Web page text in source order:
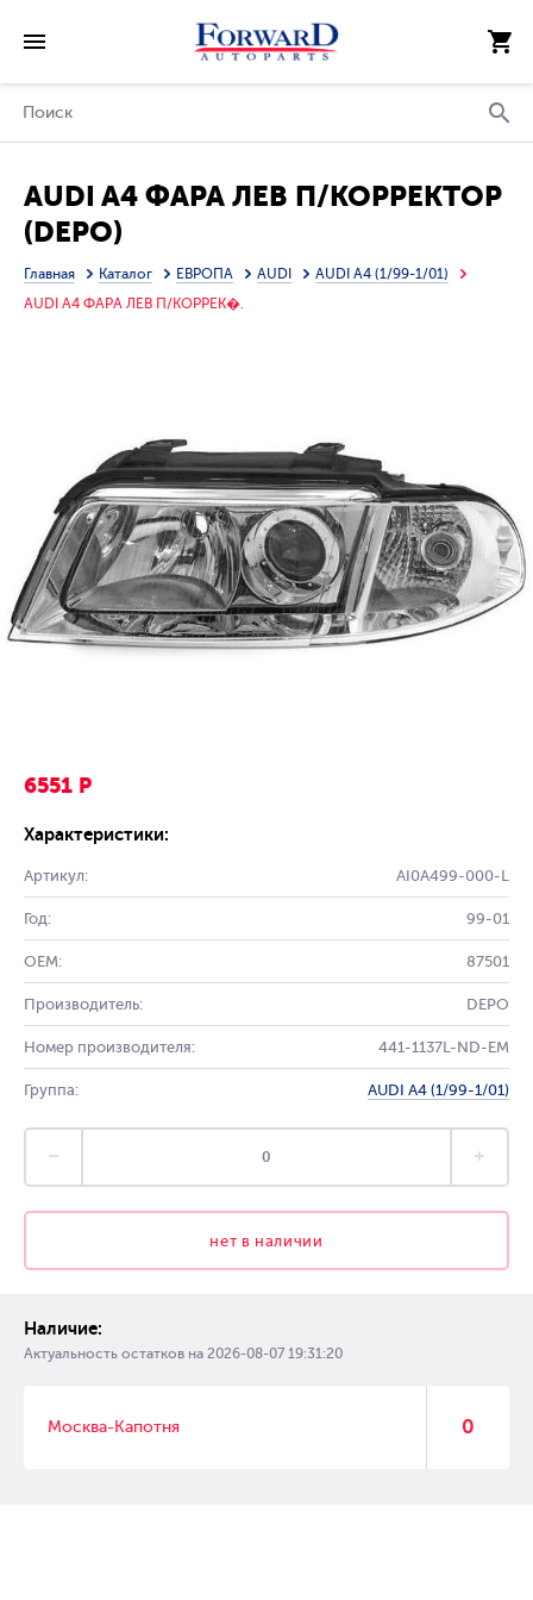
AUDI A4 ФАРА ЛЕВ П/КОРРЕКТОР
(DEPO)
Главная Каталог ЕВРОПА AUDI
AUDI A4 (1/99-1/01)
AUDI A4 ФАРА ЛЕВ П/КОРРЕК�.
6551 Р
Характеристики:
Артикул: AI0A499-000-L
Год: 99-01
OEM: 87501
Производитель: DEPO
Номер производителя: 441-1137L-ND-EM
Группа: AUDI A4 (1/99-1/01)
нет в наличии
Наличие:
Актуальность остатков на 2026-08-07 19:31:20
Москва-Капотня 0